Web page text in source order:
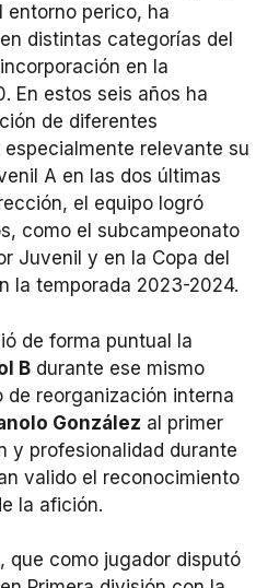
entorno perico, ha
distintas categorías del
en la
En estos seis años ha
de diferentes
relevante su
A en las dos últimas
el equipo logró
como el subcampeonato
Juvenil y en la Copa del
la temporada 2023-2024.
de forma puntual la
B durante ese mismo
reorganización interna
González al primer
y profesionalidad durante
valido el reconocimiento
la afición.
que como jugador disputó